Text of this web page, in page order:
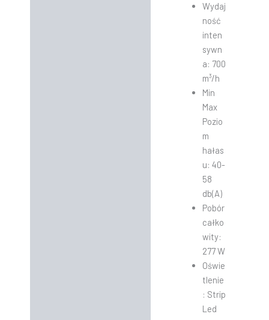
Wydaj
ność
inten
sywn
a: 700
m³/h
Min
Max
Pozio
m
hałas
u: 40-
58
db(A)
Pobór
całko
wity:
277 W
Oświe
tlenie
: Strip
Led